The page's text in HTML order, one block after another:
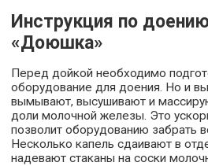
Инструкция по
«Доюшка»
Перед дойкой необходимо
оборудование для доения. Но и
вымывают, высушивают и
доли молочной железы. Это
позволит оборудованию забрать
Несколько капель сдаивают в
надевают стаканы на соски